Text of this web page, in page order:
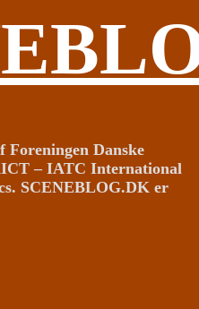
Foreningen Danske
– IATC International
SCENEBLOG.DK er